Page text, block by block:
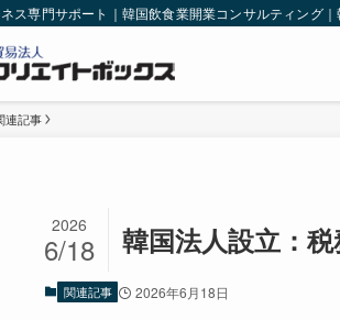
ネス専門サポート｜韓国飲食業開業コンサルティング
連記事
韓国法人設立：
2026
6/18
関連記事 2026年6月18日